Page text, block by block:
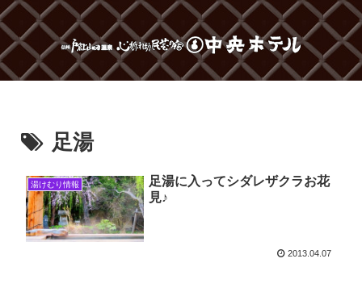
足湯
湯けむり情報
足湯に入ってシダレザクラお花
見♪
2013.04.07